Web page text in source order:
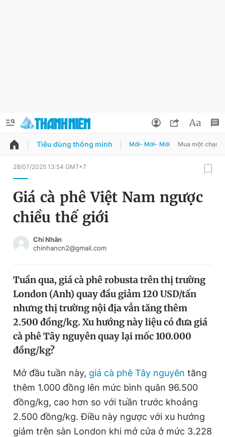
QUẢNG CÁO ĐẶT BÁO
Chuyên mục
Chuyên mục khác
Tin thị trường Tin 360
Video Magazine
Sản phẩm khác
Tiện ích Bạn cần biết
Thông tin tòa soạn Liên hệ quảng cáo
Đổi mật khẩu
Tin đã lưu
Tin đã xem
Đăng xuất
Tiêu dùng thông minh Mới- Mới- Mới Mua một chạm
28/07/2025 13:54 GMT+7
Giá cà phê Việt Nam ngược
chiều thế giới
Chí Nhân
chinhancn2@gmail.com
Tuần qua, giá cà phê robusta trên thị trường
London (Anh) quay đầu giảm 120 USD/tấn
nhưng thị trường nội địa vẫn tăng thêm
2.500 đồng/kg. Xu hướng này liệu có đưa giá
cà phê Tây nguyên quay lại mốc 100.000
đồng/kg?
Mở đầu tuần này, giá cà phê Tây nguyên tăng
thêm 1.000 đồng lên mức bình quân 96.500
đồng/kg, cao hơn so với tuần trước khoảng
2.500 đồng/kg. Điều này ngược với xu hướng
giảm trên sàn London khi mở cửa ở mức 3.228